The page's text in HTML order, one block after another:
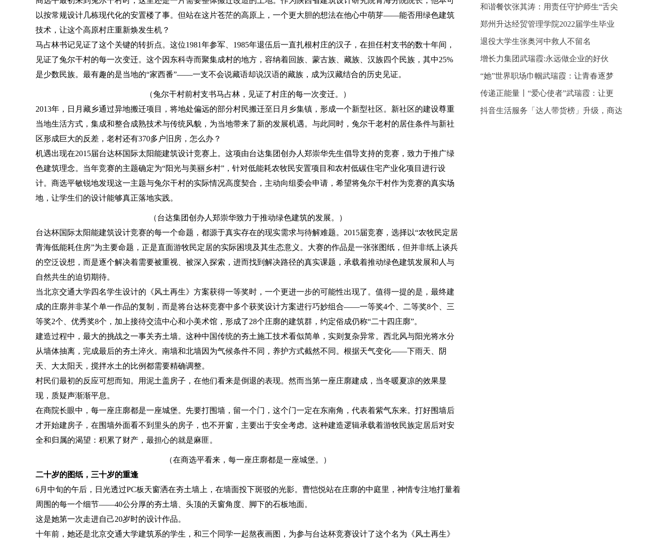
以按常规设计几栋现代化的安置楼了事。但站在这片苍茫的高原上，一个更大胆的想法在他心中萌芽——能否用绿色建筑
技术，让这个高原村庄重新焕发生机？
马占林书记见证了这个关键的转折点。这位1981年参军、1985年退伍后一直扎根村庄的汉子，在担任村支书的数十年间，
见证了兔尔干村的每一次变迁。这个因东科寺而聚集成村的地方，容纳着回族、蒙古族、藏族、汉族四个民族，其中25%
是少数民族。最有趣的是当地的“家西番”——一支不会说藏语却说汉语的藏族，成为汉藏结合的历史见证。
（兔尔干村前村支书马占林，见证了村庄的每一次变迁。）
2013年，日月藏乡通过异地搬迁项目，将地处偏远的部分村民搬迁至日月乡集镇，形成一个新型社区。新社区的建设尊重
当地生活方式，集成和整合成熟技术与传统风貌，为当地带来了新的发展机遇。与此同时，兔尔干老村的居住条件与新社
区形成巨大的反差，老村还有370多户旧房，怎么办？
机遇出现在2015届台达杯国际太阳能建筑设计竞赛上。这项由台达集团创办人郑崇华先生倡导支持的竞赛，致力于推广绿
色建筑理念。当年竞赛的主题确定为“阳光与美丽乡村”，针对低能耗农牧民安置项目和农村低碳住宅产业化项目进行设
计。商选平敏锐地发现这一主题与兔尔干村的实际情况高度契合，主动向组委会申请，希望将兔尔干村作为竞赛的真实场
地，让学生们的设计能够真正落地实践。
（台达集团创办人郑崇华致力于推动绿色建筑的发展。）
台达杯国际太阳能建筑设计竞赛的每一个命题，都源于真实存在的现实需求与待解难题。2015届竞赛，选择以“农牧民定居
青海低能耗住房”为主要命题，正是直面游牧民定居的实际困境及其生态意义。大赛的作品是一张张图纸，但并非纸上谈兵
的空泛设想，而是逐个解决着需要被重视、被深入探索，进而找到解决路径的真实课题，承载着推动绿色建筑发展和人与
自然共生的迫切期待。
当北京交通大学四名学生设计的《风土再生》方案获得一等奖时，一个更进一步的可能性出现了。值得一提的是，最终建
成的庄廓并非某个单一作品的复制，而是将台达杯竞赛中多个获奖设计方案进行巧妙组合——一等奖4个、二等奖8个、三
等奖2个、优秀奖8个，加上接待交流中心和小美术馆，形成了28个庄廓的建筑群，约定俗成仍称“二十四庄廓”。
建造过程中，最大的挑战之一事关夯土墙。这种中国传统的夯土施工技术看似简单，实则复杂异常。西北风与阳光将水分
从墙体抽离，完成最后的夯土淬火。南墙和北墙因为气候条件不同，养护方式截然不同。根据天气变化——下雨天、阴
天、大太阳天，搅拌水土的比例都需要精确调整。
村民们最初的反应可想而知。用泥土盖房子，在他们看来是倒退的表现。然而当第一座庄廓建成，当冬暖夏凉的效果显
现，质疑声渐渐平息。
在商院长眼中，每一座庄廓都是一座城堡。先要打围墙，留一个门，这个门一定在东南角，代表着紫气东来。打好围墙后
才开始建房子，在围墙外面看不到里头的房子，也不开窗，主要出于安全考虑。这种建造逻辑承载着游牧民族定居后对安
全和归属的渴望：积累了财产，最担心的就是麻匪。
（在商选平看来，每一座庄廓都是一座城堡。）
二十岁的图纸，三十岁的重逢
6月中旬的午后，日光透过PC板天窗洒在夯土墙上，在墙面投下斑驳的光影。曹恺悦站在庄廓的中庭里，神情专注地打量着
周围的每一个细节——40公分厚的夯土墙、头顶的天窗角度、脚下的石板地面。
这是她第一次走进自己20岁时的设计作品。
十年前，她还是北京交通大学建筑系的学生，和三个同学一起熬夜画图，为参与台达杯竞赛设计了这个名为《风土再生》
和谐餐饮张其涛：用责任守护师生“舌尖
郑州升达经贸管理学院2022届学生毕业
退役大学生张奥河中救人不留名
增长力集团武瑞霞:永远做企业的好伙
“她”世界职场巾帼武瑞霞：让青春逐梦
传递正能量〡“爱心使者”武瑞霞：让更
抖音生活服务「达人带货榜」升级，商达